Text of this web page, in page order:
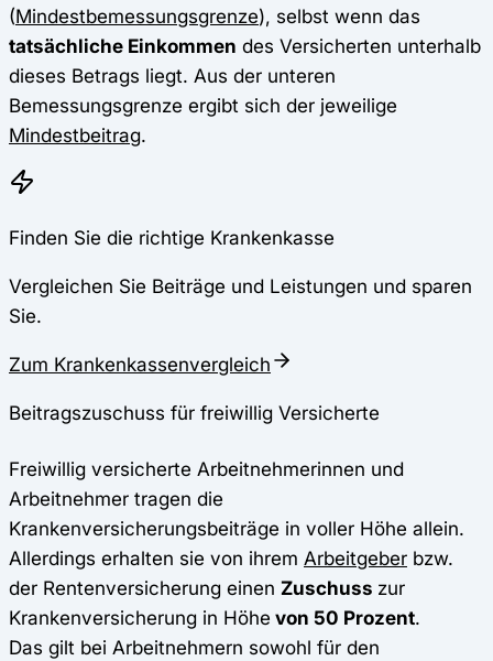
(Mindestbemessungsgrenze), selbst wenn das
tatsächliche Einkommen des Versicherten unterhalb
dieses Betrags liegt. Aus der unteren
Bemessungsgrenze ergibt sich der jeweilige
Mindestbeitrag.
Finden Sie die richtige Krankenkasse
Vergleichen Sie Beiträge und Leistungen und sparen
Sie.
Zum Krankenkassenvergleich
Beitragszuschuss für freiwillig Versicherte
Freiwillig versicherte Arbeitnehmerinnen und
Arbeitnehmer tragen die
Krankenversicherungsbeiträge in voller Höhe allein.
Allerdings erhalten sie von ihrem Arbeitgeber bzw.
der Rentenversicherung einen Zuschuss zur
Krankenversicherung in Höhe von 50 Prozent.
Das gilt bei Arbeitnehmern sowohl für den